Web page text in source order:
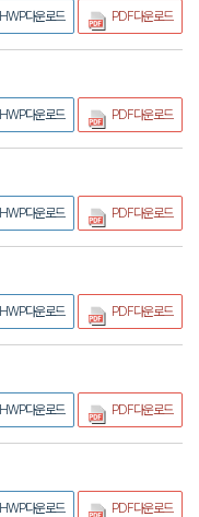
HWP다운로드 PDF다운로드
HWP다운로드 PDF다운로드
HWP다운로드 PDF다운로드
HWP다운로드 PDF다운로드
HWP다운로드 PDF다운로드
HWP다운로드 PDF다운로드